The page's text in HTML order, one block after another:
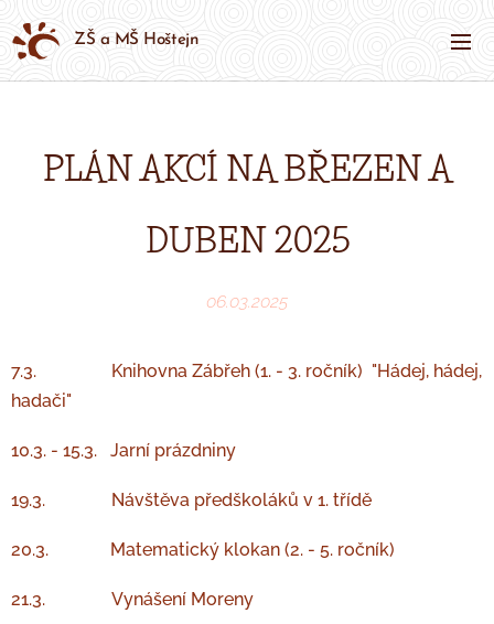
ZŠ a MŠ Hoštejn
PLÁN AKCÍ NA BŘEZEN A
DUBEN 2025
06.03.2025
7.3. Knihovna Zábřeh (1. - 3. ročník) "Hádej, hádej,
hadači"
10.3. - 15.3. Jarní prázdniny
19.3. Návštěva předškoláků v 1. třídě
20.3. Matematický klokan (2. - 5. ročník)
21.3. Vynášení Moreny